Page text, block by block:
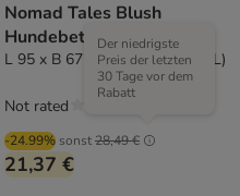
Nomad Tales Blush
Hundebett Boot 2-in-1
L 95 x B 67 x H 32 cm (Größe L)
-24.99% sonst28,49 €
Der niedrigste
Preis der letzten
30 Tage vor dem
Rabatt
21,37 €
Not rated